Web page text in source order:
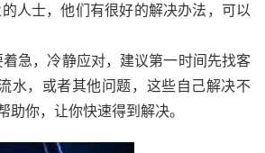
人士，他们有很好的解决办法，可以
急，冷静应对，建议第一时间先找客
水，或者其他问题，这些自己解决不
你，让你快速得到解决。